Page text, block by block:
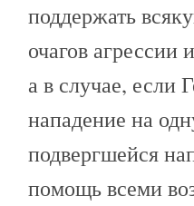
поддержать
очагов агрессии
а в случае, если
нападение на
подвергшейся
помощь всеми